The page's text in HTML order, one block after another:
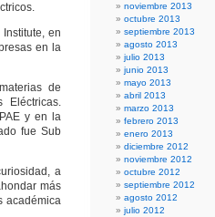
en
en la
de
Eléctricas.
y en la
fue Sub
a
más
académica
noviembre 2013
octubre 2013
septiembre 2013
agosto 2013
julio 2013
junio 2013
mayo 2013
abril 2013
marzo 2013
febrero 2013
enero 2013
diciembre 2012
noviembre 2012
octubre 2012
septiembre 2012
agosto 2012
julio 2012